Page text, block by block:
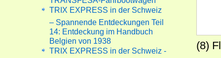
(8)
TRIX EXPRESS in der Schweiz
– Spannende Entdeckungen Teil
14: Entdeckung im Handbuch
Belgien von 1938
TRIX EXPRESS in der Schweiz -